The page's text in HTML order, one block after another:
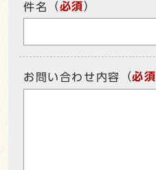
件名 （必須）
お問い合わせ内容 （必須